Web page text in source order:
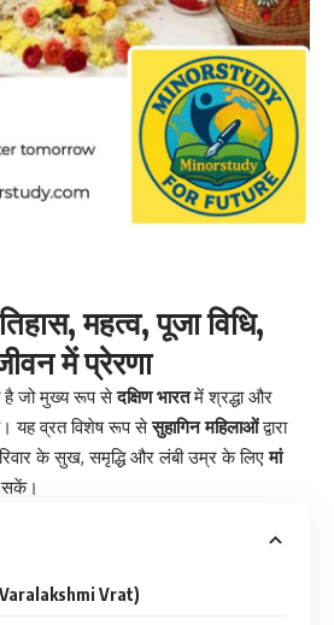
महत्व, पूजा विधि,
में प्रेरणा
है जो मुख्य रूप सेदक्षिण भारतमें श्रद्धा और
यह व्रत विशेष रूप सेसुहागिन महिलाओंद्वारा
के सुख, समृद्धि और लंबी उम्र के लिएमां
सकें।
Vrat)